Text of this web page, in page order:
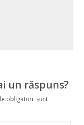
un răspuns?
obligatorii sunt